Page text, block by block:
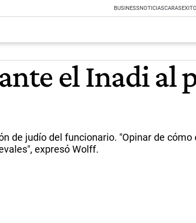
BUSINESSNOTICIASCARAS
el Inadi al
de judío del funcionario. "Opinar de
expresó Wolff.